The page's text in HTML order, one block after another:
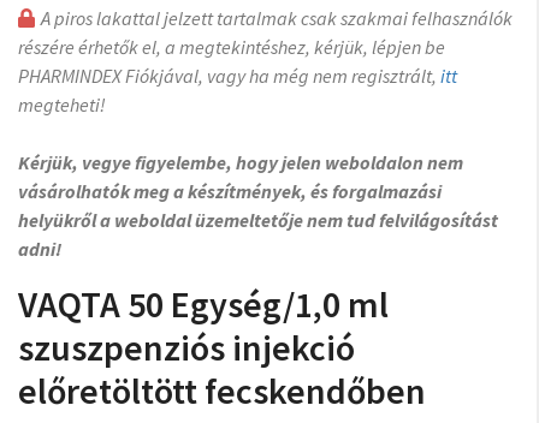
A piros lakattal jelzett tartalmak csak szakmai felhasználók
részére érhetők el, a megtekintéshez, kérjük, lépjen be
PHARMINDEX Fiókjával, vagy ha még nem regisztrált, itt
megteheti!
Kérjük, vegye figyelembe, hogy jelen weboldalon nem
vásárolhatók meg a készítmények, és forgalmazási
helyükről a weboldal üzemeltetője nem tud felvilágosítást
adni!
VAQTA 50 Egység/1,0 ml
szuszpenziós injekció
előretöltött fecskendőben